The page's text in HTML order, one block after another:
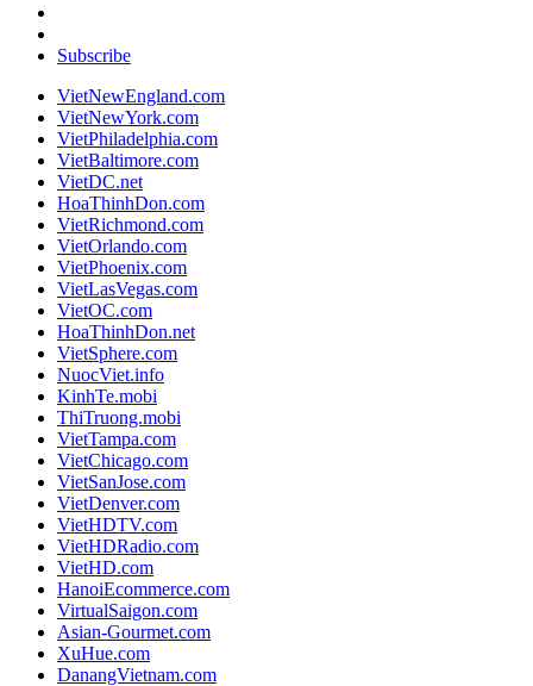
Subscribe
VietNewEngland.com
VietNewYork.com
VietPhiladelphia.com
VietBaltimore.com
VietDC.net
HoaThinhDon.com
VietRichmond.com
VietOrlando.com
VietPhoenix.com
VietLasVegas.com
VietOC.com
HoaThinhDon.net
VietSphere.com
NuocViet.info
KinhTe.mobi
ThiTruong.mobi
VietTampa.com
VietChicago.com
VietSanJose.com
VietDenver.com
VietHDTV.com
VietHDRadio.com
VietHD.com
HanoiEcommerce.com
VirtualSaigon.com
Asian-Gourmet.com
XuHue.com
DanangVietnam.com